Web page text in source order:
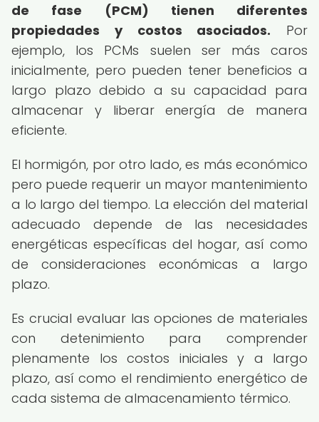
de fase (PCM) tienen diferentes
propiedades y costos asociados. Por
ejemplo, los PCMs suelen ser más caros
inicialmente, pero pueden tener beneficios a
largo plazo debido a su capacidad para
almacenar y liberar energía de manera
eficiente.
El hormigón, por otro lado, es más económico
pero puede requerir un mayor mantenimiento
a lo largo del tiempo. La elección del material
adecuado depende de las necesidades
energéticas específicas del hogar, así como
de consideraciones económicas a largo
plazo.
Es crucial evaluar las opciones de materiales
con detenimiento para comprender
plenamente los costos iniciales y a largo
plazo, así como el rendimiento energético de
cada sistema de almacenamiento térmico.